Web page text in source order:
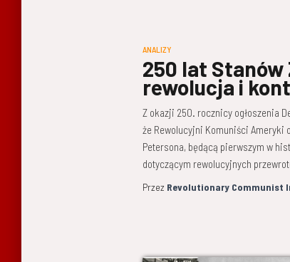
ANALIZY
250 lat
rewolucja i
Z okazji 250. rocznicy ogłoszenia
że Rewolucyjni Komuniści Ameryki
Petersona, będącą pierwszym w
dotyczącym rewolucyjnych
Przez Revolutionary Communist